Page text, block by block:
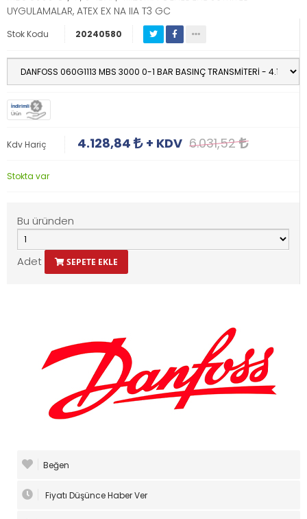
UYGULAMALAR, ATEX EX NA IIA T3 GC
Stok Kodu 20240580
İndirimli
Ürün
Kdv Hariç 4.128,84 + KDV 6.031,52
Stokta var
Bu üründen
Adet SEPETE EKLE
Beğen
Fiyatı Düşünce Haber Ver